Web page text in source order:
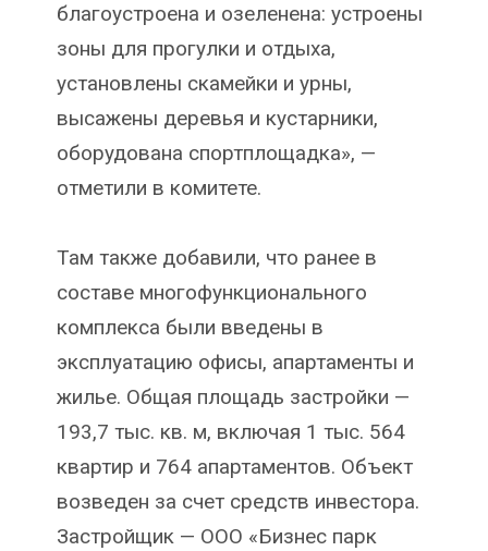
благоустроена и озеленена: устроены
зоны для прогулки и отдыха,
установлены скамейки и урны,
высажены деревья и кустарники,
оборудована спортплощадка», —
отметили в комитете.
Там также добавили, что ранее в
составе многофункционального
комплекса были введены в
эксплуатацию офисы, апартаменты и
жилье. Общая площадь застройки —
193,7 тыс. кв. м, включая 1 тыс. 564
квартир и 764 апартаментов. Объект
возведен за счет средств инвестора.
Застройщик — ООО «Бизнес парк